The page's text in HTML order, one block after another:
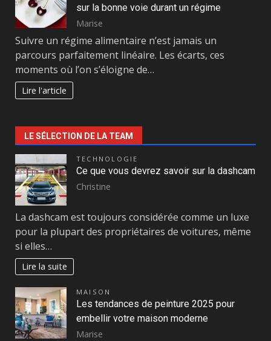
sur la bonne voie durant un régime
Marise
Suivre un régime alimentaire n’est jamais un
parcours parfaitement linéaire. Les écarts, ces
moments où l’on s’éloigne de…
Lire l'article
LE SÉLECTION DE LA TEAM
TECHNOLOGIE
Ce que vous devrez savoir sur la dashcam
Christine
La dashcam est toujours considérée comme un luxe
pour la plupart des propriétaires de voitures, même
si elles…
Lire la suite
MAISON
Les tendances de peinture 2025 pour
embellir votre maison moderne
Marise